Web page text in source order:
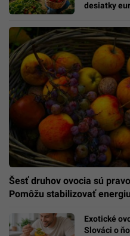
desiatky
Šesť druhov ovocia sú
Pomôžu stabilizovať
Exotické
Slováci o